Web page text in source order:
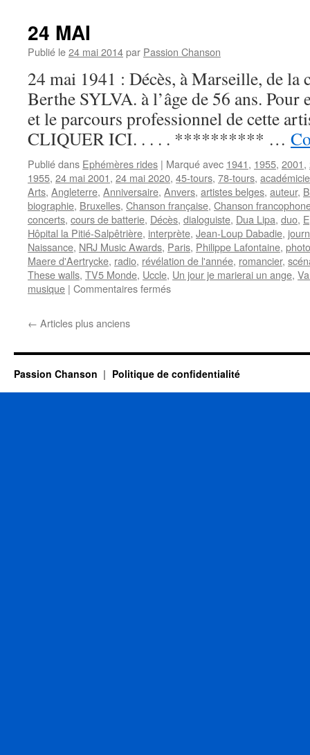
24 MAI
Publié le24 mai 2014par Passion Chanson
24 mai 1941 : Décès, à Marseille, de la
Berthe SYLVA. à l’âge de 56 ans.
et le parcours professionnel de cette
CLIQUER ICI. . . . . ********** …
Publié dans Ephémères rides | Marqué avec 1941, 1955, 2001,
1955, 24 mai 2001, 24 mai 2020, 45-tours, 78-tours,
Arts, Angleterre, Anniversaire, Anvers, artistes belges, auteur,
biographie, Bruxelles, Chanson française, Chanson
concerts, cours de batterie, Décès, dialoguiste, Dua Lipa, duo,
Hôpital la Pitié-Salpêtrière, interprète, Jean-Loup Dabadie,
Naissance, NRJ Music Awards, Paris, Philippe Lafontaine,
Maere d'Aertrycke, radio, révélation de l'année, romancier,
These walls, TV5 Monde, Uccle, Un jour je marierai un ange,
musique | Commentaires ferméssur
← Articles plus anciens
Passion Chanson Politique de confidentialité